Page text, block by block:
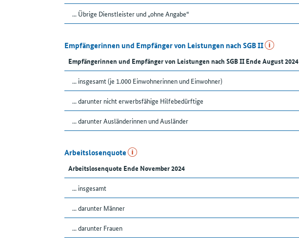
... Übrige Dienstleister und „ohne Angabe“
Empfängerinnen und Empfänger von Leistungen nach SGB II
Empfängerinnen und Empfänger von Leistungen nach SGB II Ende August 2024
... insgesamt (je 1.000 Einwohnerinnen und Einwohner)
... darunter nicht erwerbsfähige Hilfebedürftige
... darunter Ausländerinnen und Ausländer
Arbeitslosenquote
Arbeitslosenquote Ende November 2024
... insgesamt
... darunter Männer
... darunter Frauen